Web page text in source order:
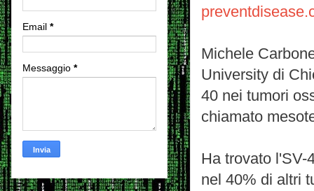
Michele
University di
40 nei tumori
chiamato
Ha trovato l'SV-
nel 40% di altri
Email *
Messaggio *